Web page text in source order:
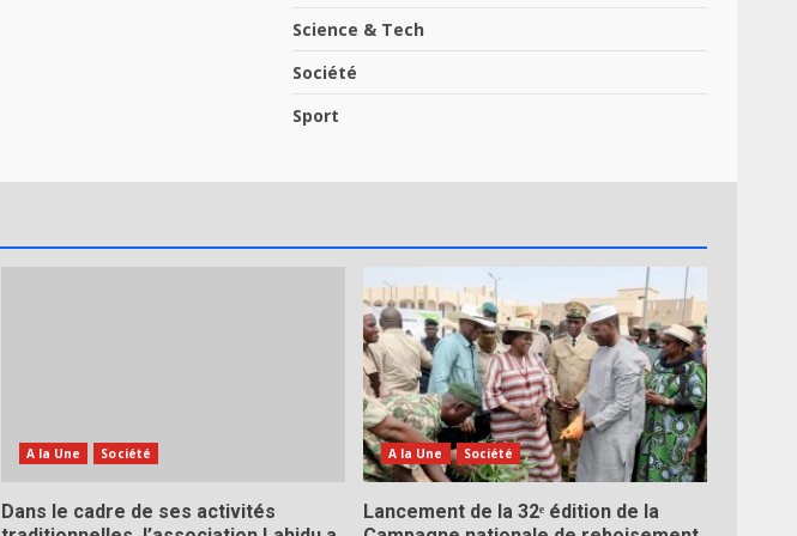
Science & Tech
Société
Sport
A la Une Société
Dans le cadre de ses activités
A la Une Société
Lancement de la 32ᵉ édition de la